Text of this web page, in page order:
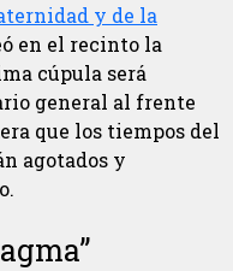
y de la
en el recinto la
cúpula será
general al frente
que los tiempos del
agotados y